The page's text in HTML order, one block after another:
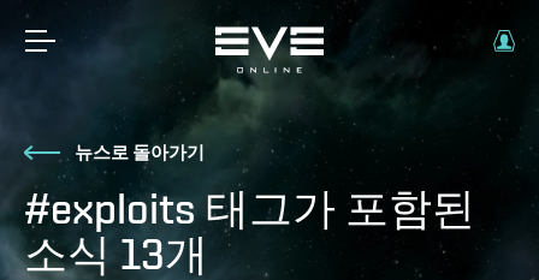
뉴스로 돌아가기
#exploits 태그가 포함된
소식 13개